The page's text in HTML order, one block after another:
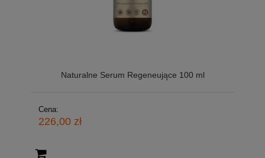
Naturalne Serum Regeneujące 100 ml
Cena:
226,00 zł